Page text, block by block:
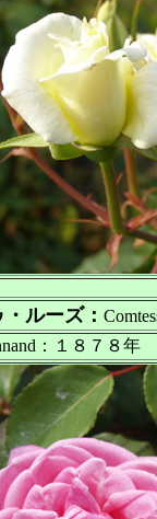
ルーズ：
：１８７８年